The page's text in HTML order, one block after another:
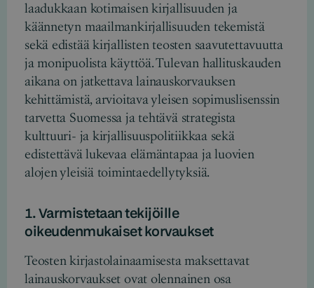
laadukkaan kotimaisen kirjallisuuden ja
käännetyn maailmankirjallisuuden tekemistä
sekä edistää kirjallisten teosten saavutettavuutta
ja monipuolista käyttöä. Tulevan hallituskauden
aikana on jatkettava lainauskorvauksen
kehittämistä, arvioitava yleisen sopimuslisenssin
tarvetta Suomessa ja tehtävä strategista
kulttuuri- ja kirjallisuuspolitiikkaa sekä
edistettävä lukevaa elämäntapaa ja luovien
alojen yleisiä toimintaedellytyksiä.
1. Varmistetaan tekijöille
oikeudenmukaiset korvaukset
Teosten kirjastolainaamisesta maksettavat
lainauskorvaukset ovat olennainen osa